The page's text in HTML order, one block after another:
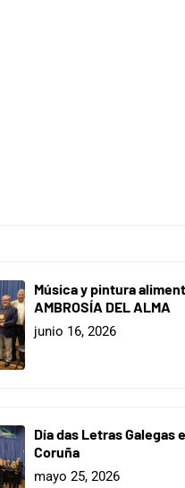
Música y pintura
AMBROSÍA DEL ALMA
junio 16, 2026
Día das Letras Galegas
Coruña
mayo 25, 2026